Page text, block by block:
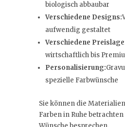
biologisch abbaubar
Verschiedene Designs:
aufwendig gestaltet
Verschiedene
wirtschaftlich bis
Personalisierung:
spezielle Farbwünsche
Sie können die
Farben in Ruhe